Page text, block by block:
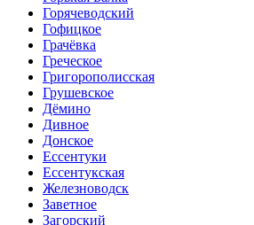
Горячеводский
Гофицкое
Грачёвка
Греческое
Григорополисская
Грушевское
Дёмино
Дивное
Донское
Ессентуки
Ессентукская
Железноводск
Заветное
Загорский